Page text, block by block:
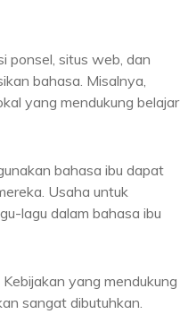
ponsel, situs web, dan
bahasa. Misalnya,
yang mendukung belajar
bahasa ibu dapat
Usaha untuk
lagu dalam bahasa ibu
yang mendukung
sangat dibutuhkan.